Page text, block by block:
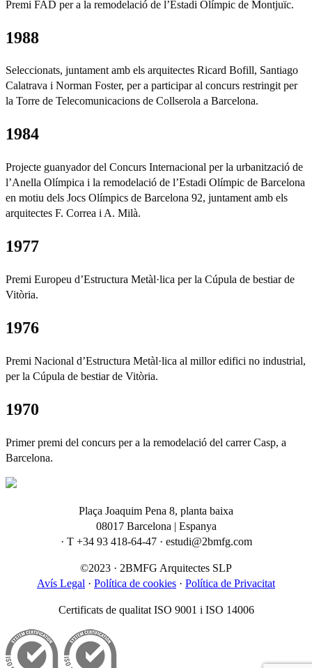
Premi FAD per a la remodelació de l’Estadi Olímpic de Montjuïc.
1988
Seleccionats, juntament amb els arquitectes Ricard Bofill, Santiago
Calatrava i Norman Foster, per a participar al concurs restringit per
la Torre de Telecomunicacions de Collserola a Barcelona.
1984
Projecte guanyador del Concurs Internacional per la urbanització de
l’Anella Olímpica i la remodelació de l’Estadi Olímpic de Barcelona
en motiu dels Jocs Olímpics de Barcelona 92, juntament amb els
arquitectes F. Correa i A. Milà.
1977
Premi Europeu d’Estructura Metàl·lica per la Cúpula de bestiar de
Vitòria.
1976
Premi Nacional d’Estructura Metàl·lica al millor edifici no industrial,
per la Cúpula de bestiar de Vitòria.
1970
Primer premi del concurs per a la remodelació del carrer Casp, a
Barcelona.
Plaça Joaquim Pena 8, planta baixa
08017 Barcelona | Espanya
· T +34 93 418-64-47 · estudi@2bmfg.com
©2023 · 2BMFG Arquitectes SLP
Avís Legal · Política de cookies · Política de Privacitat
Certificats de qualitat ISO 9001 i ISO 14006